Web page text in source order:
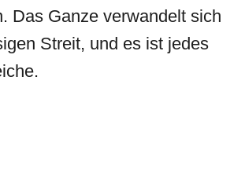
Das Ganze verwandelt sich
Streit, und es ist jedes